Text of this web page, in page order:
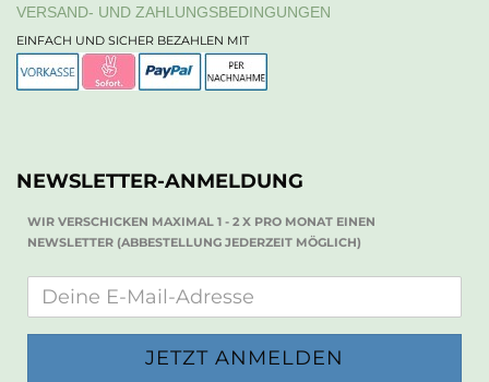
VERSAND- UND ZAHLUNGSBEDINGUNGEN
EINFACH UND SICHER BEZAHLEN MIT
NEWSLETTER-ANMELDUNG
WIR VERSCHICKEN MAXIMAL 1 - 2 X PRO MONAT EINEN
NEWSLETTER (ABBESTELLUNG JEDERZEIT MÖGLICH)